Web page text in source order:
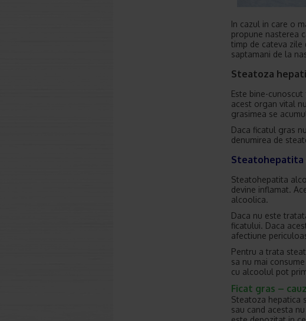
In cazul in care o
propune nasterea
timp de cateva zile
saptamani de la
Steatoza
Este bine-
acest organ vital
grasimea se
Daca ficatul gras
denumirea de
Steatohepatita
Steatohepatita
devine inflamat.
alcoolica.
Daca nu este
ficatului. Daca
afectiune
Pentru a trata
sa nu mai
cu alcoolul pot
Ficat gras –
Steatoza hepatica
sau cand acesta